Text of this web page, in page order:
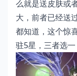
么就是送皮肤或
大，前者已经送
都知道，这个惊
驻5星，三者选一